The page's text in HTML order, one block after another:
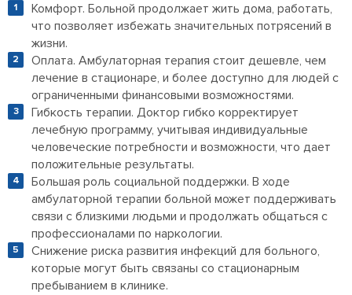
Комфорт. Больной продолжает жить дома, работать,
что позволяет избежать значительных потрясений в
жизни.
Оплата. Амбулаторная терапия стоит дешевле, чем
лечение в стационаре, и более доступно для людей с
ограниченными финансовыми возможностями.
Гибкость терапии. Доктор гибко корректирует
лечебную программу, учитывая индивидуальные
человеческие потребности и возможности, что дает
положительные результаты.
Большая роль социальной поддержки. В ходе
амбулаторной терапии больной может поддерживать
связи с близкими людьми и продолжать общаться с
профессионалами по наркологии.
Снижение риска развития инфекций для больного,
которые могут быть связаны со стационарным
пребыванием в клинике.